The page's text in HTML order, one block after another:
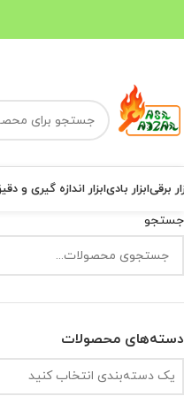
برقیابزار بادیابزار اندازه گیری و
جستجو
دسته‌های محصولات
یک دسته‌بندی انتخاب کنید